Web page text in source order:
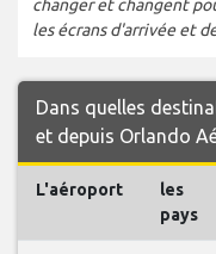
changer et changent
les écrans d'arrivée et
Dans quelles
et depuis Orlando
L'aéroport
les
pays